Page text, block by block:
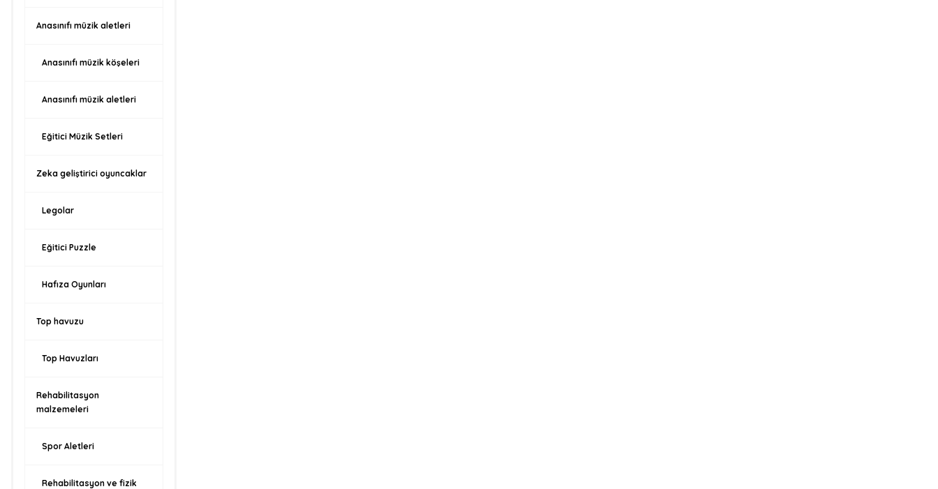
Anasınıfı müzik aletleri
Anasınıfı müzik köşeleri
Anasınıfı müzik aletleri
Eğitici Müzik Setleri
Zeka geliştirici oyuncaklar
Legolar
Eğitici Puzzle
Hafıza Oyunları
Top havuzu
Top Havuzları
Rehabilitasyon
malzemeleri
Spor Aletleri
Rehabilitasyon ve fizik